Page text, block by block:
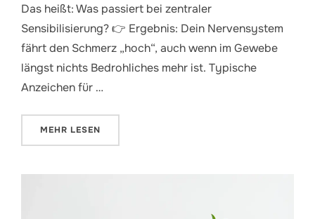
Das heißt: Was passiert bei zentraler
Sensibilisierung? 👉 Ergebnis: Dein Nervensystem
fährt den Schmerz „hoch“, auch wenn im Gewebe
längst nichts Bedrohliches mehr ist. Typische
Anzeichen für …
MEHR ÜBER „ZENTRALE SENSIBILISIERUNG – WENN DIE
LESEN